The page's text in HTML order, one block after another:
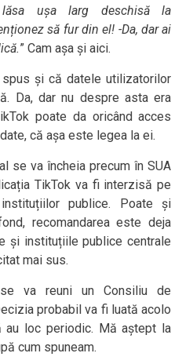
ușa larg deschisă la
să fur din el! -Da, dar ai
” Cam așa și aici.
și că datele utilizatorilor
Da, dar nu despre asta era
poate da oricând acces
că așa este legea la ei.
se va încheia precum în SUA
TikTok va fi interzisă pe
publice. Poate și
recomandarea este deja
și instituțiile publice centrale
mai sus.
va reuni un Consiliu de
probabil va fi luată acolo
au loc periodic. Mă aștept la
cum spuneam.